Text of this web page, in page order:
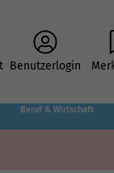
Benutzerlogin
Beruf & Wirtschaft